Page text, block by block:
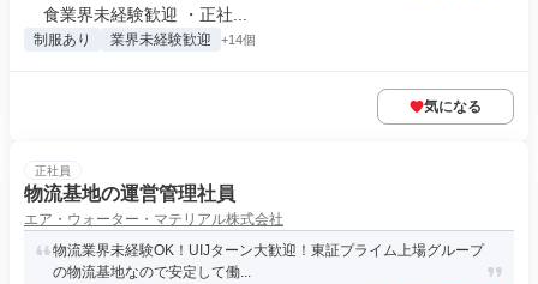
食業界未経験歓迎 ・正社...
制服あり 業界未経験歓迎 +14個
気になる
正社員
物流基地の運営管理社員
エア・ウォーター・マテリアル株式会社
物流業界未経験OK！UIJターン大歓迎！東証プライム上場グループ
の物流基地なので安定して働...